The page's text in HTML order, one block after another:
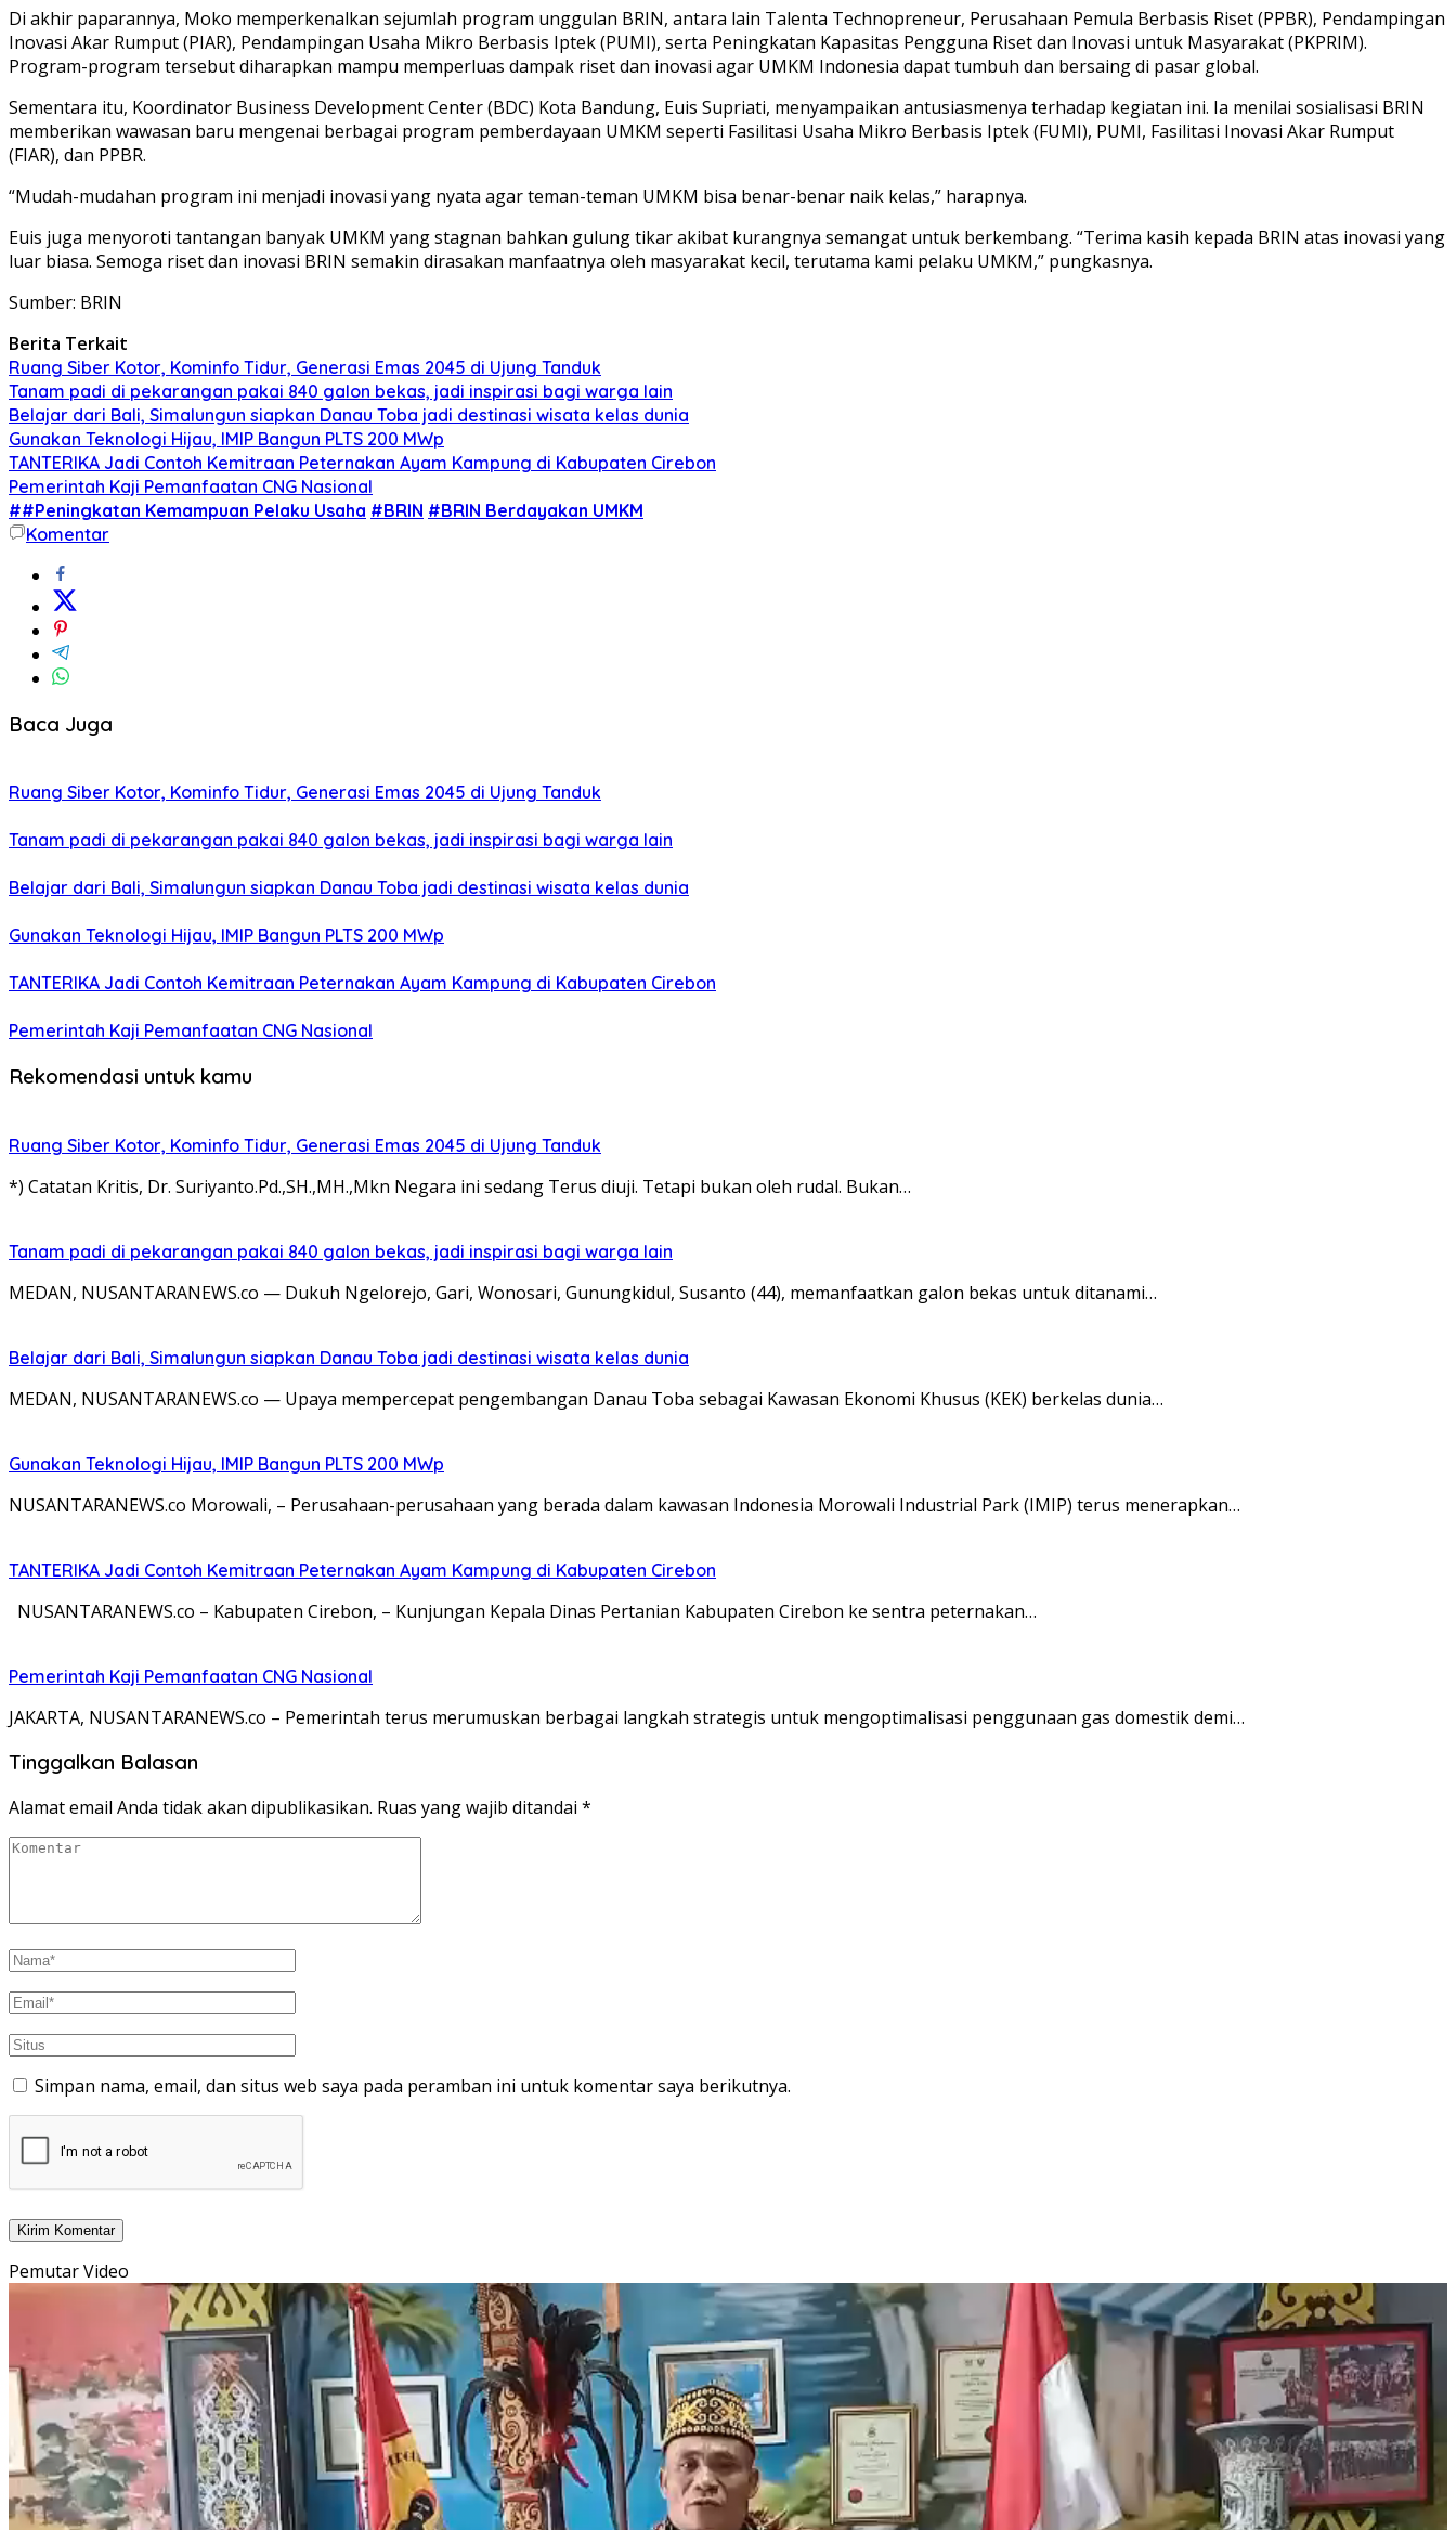
Di akhir paparannya, Moko memperkenalkan sejumlah program unggulan BRIN, antara lain Talenta Technopreneur, Perusahaan Pemula Berbasis Riset (PPBR), Pendampingan
Inovasi Akar Rumput (PIAR), Pendampingan Usaha Mikro Berbasis Iptek (PUMI), serta Peningkatan Kapasitas Pengguna Riset dan Inovasi untuk Masyarakat (PKPRIM).
Program-program tersebut diharapkan mampu memperluas dampak riset dan inovasi agar UMKM Indonesia dapat tumbuh dan bersaing di pasar global.
Sementara itu, Koordinator Business Development Center (BDC) Kota Bandung, Euis Supriati, menyampaikan antusiasmenya terhadap kegiatan ini. Ia menilai sosialisasi BRIN
memberikan wawasan baru mengenai berbagai program pemberdayaan UMKM seperti Fasilitasi Usaha Mikro Berbasis Iptek (FUMI), PUMI, Fasilitasi Inovasi Akar Rumput
(FIAR), dan PPBR.
“Mudah-mudahan program ini menjadi inovasi yang nyata agar teman-teman UMKM bisa benar-benar naik kelas,” harapnya.
Euis juga menyoroti tantangan banyak UMKM yang stagnan bahkan gulung tikar akibat kurangnya semangat untuk berkembang. “Terima kasih kepada BRIN atas inovasi yang
luar biasa. Semoga riset dan inovasi BRIN semakin dirasakan manfaatnya oleh masyarakat kecil, terutama kami pelaku UMKM,” pungkasnya.
Sumber: BRIN
Berita Terkait
Ruang Siber Kotor, Kominfo Tidur, Generasi Emas 2045 di Ujung Tanduk
Tanam padi di pekarangan pakai 840 galon bekas, jadi inspirasi bagi warga lain
Belajar dari Bali, Simalungun siapkan Danau Toba jadi destinasi wisata kelas dunia
Gunakan Teknologi Hijau, IMIP Bangun PLTS 200 MWp
TANTERIKA Jadi Contoh Kemitraan Peternakan Ayam Kampung di Kabupaten Cirebon
Pemerintah Kaji Pemanfaatan CNG Nasional
##Peningkatan Kemampuan Pelaku Usaha #BRIN #BRIN Berdayakan UMKM
Komentar
Baca Juga
Ruang Siber Kotor, Kominfo Tidur, Generasi Emas 2045 di Ujung Tanduk
Tanam padi di pekarangan pakai 840 galon bekas, jadi inspirasi bagi warga lain
Belajar dari Bali, Simalungun siapkan Danau Toba jadi destinasi wisata kelas dunia
Gunakan Teknologi Hijau, IMIP Bangun PLTS 200 MWp
TANTERIKA Jadi Contoh Kemitraan Peternakan Ayam Kampung di Kabupaten Cirebon
Pemerintah Kaji Pemanfaatan CNG Nasional
Rekomendasi untuk kamu
Ruang Siber Kotor, Kominfo Tidur, Generasi Emas 2045 di Ujung Tanduk
*) Catatan Kritis, Dr. Suriyanto.Pd.,SH.,MH.,Mkn Negara ini sedang Terus diuji. Tetapi bukan oleh rudal. Bukan…
Tanam padi di pekarangan pakai 840 galon bekas, jadi inspirasi bagi warga lain
MEDAN, NUSANTARANEWS.co — Dukuh Ngelorejo, Gari, Wonosari, Gunungkidul, Susanto (44), memanfaatkan galon bekas untuk ditanami…
Belajar dari Bali, Simalungun siapkan Danau Toba jadi destinasi wisata kelas dunia
MEDAN, NUSANTARANEWS.co — Upaya mempercepat pengembangan Danau Toba sebagai Kawasan Ekonomi Khusus (KEK) berkelas dunia…
Gunakan Teknologi Hijau, IMIP Bangun PLTS 200 MWp
NUSANTARANEWS.co Morowali, – Perusahaan-perusahaan yang berada dalam kawasan Indonesia Morowali Industrial Park (IMIP) terus menerapkan…
TANTERIKA Jadi Contoh Kemitraan Peternakan Ayam Kampung di Kabupaten Cirebon
NUSANTARANEWS.co – Kabupaten Cirebon, – Kunjungan Kepala Dinas Pertanian Kabupaten Cirebon ke sentra peternakan…
Pemerintah Kaji Pemanfaatan CNG Nasional
JAKARTA, NUSANTARANEWS.co – Pemerintah terus merumuskan berbagai langkah strategis untuk mengoptimalisasi penggunaan gas domestik demi…
Tinggalkan Balasan
Alamat email Anda tidak akan dipublikasikan. Ruas yang wajib ditandai *
Simpan nama, email, dan situs web saya pada peramban ini untuk komentar saya berikutnya.
Pemutar Video